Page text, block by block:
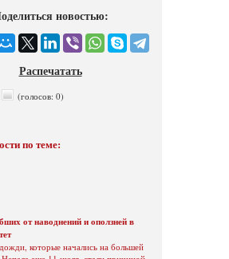
новостью:
Распечатать
(голосов: 0)
по теме:
от наводнений и оползней в
которые начались на большей